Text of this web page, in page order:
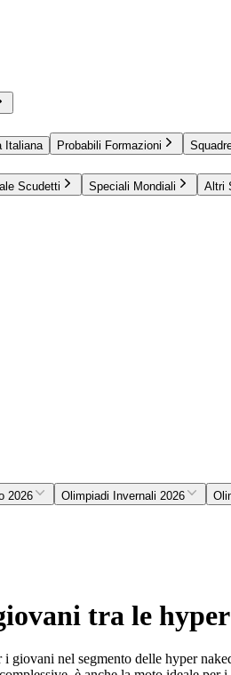
Italiana Probabili Formazioni
Scudetti Speciali Mondiali Altri
2026 Olimpiadi Invernali 2026
tra le
giovani nel segmento delle hyper